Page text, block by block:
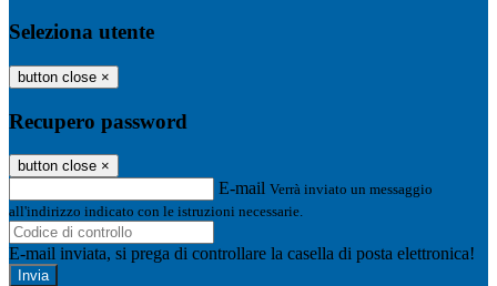
Seleziona utente
button close ×
Recupero password
button close ×
E-mail Verrà inviato un messaggio
all'indirizzo indicato con le istruzioni necessarie.
E-mail inviata, si prega di controllare la casella di posta elettronica!